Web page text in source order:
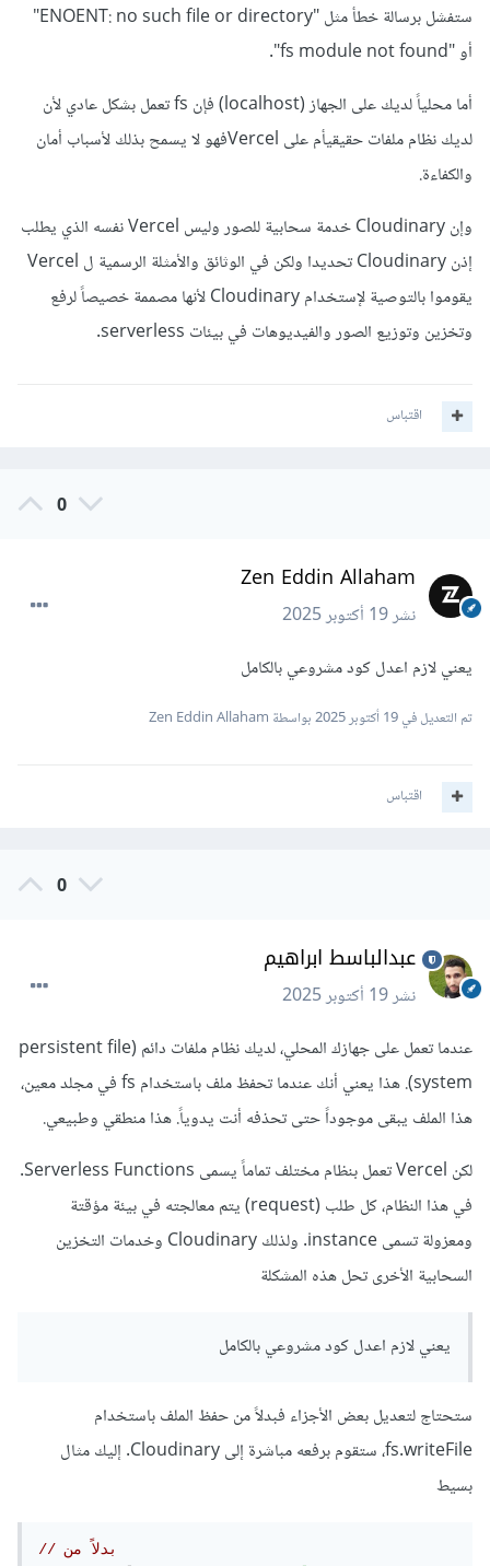
ستفشل برسالة خطأ مثل "ENOENT: no such file or directory"
أو "fs module not found".
أما محلياً لديك على الجهاز (localhost) فإن fs تعمل بشكل عادي لأن
لديك نظام ملفات حقيقيأم على Vercelفهو لا يسمح بذلك لأسباب أمان
والكفاءة.
وإن Cloudinary خدمة سحابية للصور وليس Vercel نفسه الذي يطلب
إذن Cloudinary تحديدا ولكن في الوثائق والأمثلة الرسمية ل Vercel
يقوموا بالتوصية لإستخدام Cloudinary لأنها مصممة خصيصاً لرفع
وتخزين وتوزيع الصور والفيديوهات في بيئات serverless.
اقتباس
0
Zen Eddin Allaham
نشر19 أكتوبر 2025
يعني لازم اعدل كود مشروعي بالكامل
تم التعديل في19 أكتوبر 2025 بواسطة Zen Eddin Allaham
اقتباس
0
عبدالباسط ابراهيم
نشر19 أكتوبر 2025
عندما تعمل على جهازك المحلي، لديك نظام ملفات دائم (persistent file
system). هذا يعني أنك عندما تحفظ ملف باستخدام fs في مجلد معين،
هذا الملف يبقى موجوداً حتى تحذفه أنت يدوياً. هذا منطقي وطبيعي.
لكن Vercel تعمل بنظام مختلف تماماً يسمى Serverless Functions.
في هذا النظام، كل طلب (request) يتم معالجته في بيئة مؤقتة
ومعزولة تسمى instance. ولذلك Cloudinary وخدمات التخزين
السحابية الأخرى تحل هذه المشكلة
يعني لازم اعدل كود مشروعي بالكامل
ستحتاج لتعديل بعض الأجزاء فبدلاً من حفظ الملف باستخدام
fs.writeFile، ستقوم برفعه مباشرة إلى Cloudinary. إليك مثال
بسيط